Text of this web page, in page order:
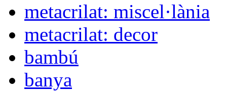
metacrilat: miscel·lània
metacrilat: decor
bambú
banya